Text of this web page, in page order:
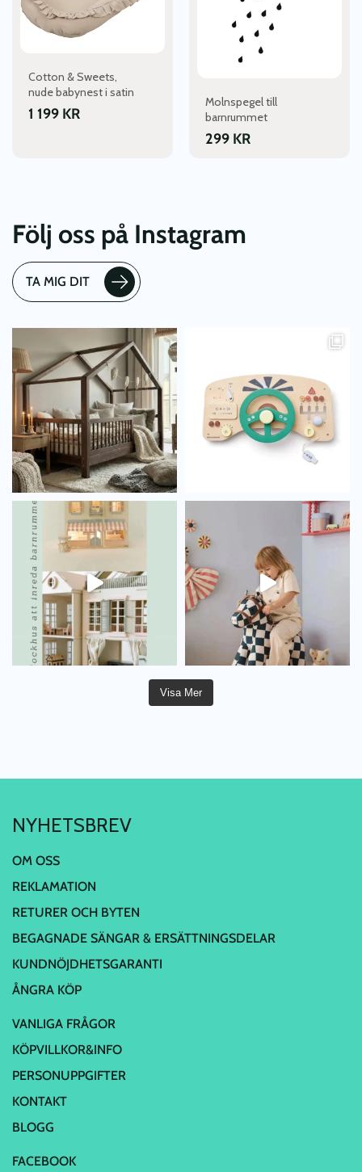
Cotton & Sweets,
nude babynest i satin
1 199 KR
Molnspegel till
barnrummet
299 KR
Följ oss på Instagram
TA MIG DIT
Visa Mer
NYHETSBREV
OM OSS
REKLAMATION
RETURER OCH BYTEN
BEGAGNADE SÄNGAR & ERSÄTTNINGSDELAR
KUNDNÖJDHETSGARANTI
ÅNGRA KÖP
VANLIGA FRÅGOR
KÖPVILLKOR&INFO
PERSONUPPGIFTER
KONTAKT
BLOGG
FACEBOOK